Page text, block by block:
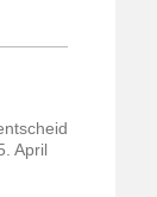
April